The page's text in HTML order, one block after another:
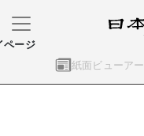
紙面ビューアー
ページ